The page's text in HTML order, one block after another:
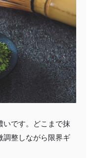
いです。どこまで抹
調整しながら限界ギ